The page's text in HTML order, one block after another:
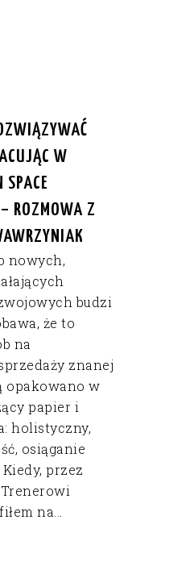
W
SPACE
ROZMOWA Z
nowych,
budzi
że to
na
znanej
opakowano w
papier i
holistyczny,
osiąganie
przez
na...